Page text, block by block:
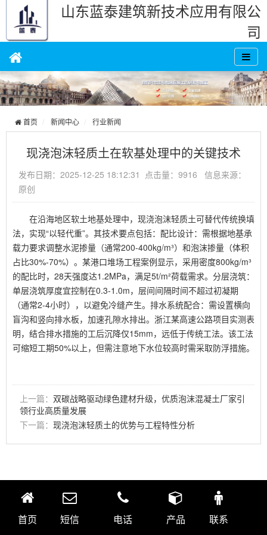
山东蓝泰建筑新技术应用有限公
司
首页 新闻中心 行业新闻
现浇泡沫轻质土在软基处理中的关键技术
发布日期：2025-12-25 18:12:31 点击量：9916 信息来源：
原创
在沿海地区软土地基处理中，现浇泡沫轻质土可替代传统换填
法，实现“以轻代重”。其技术要点包括：配比设计：需根据地基承
载力要求调整水泥掺量（通常200-400kg/m³）和泡沫掺量（体积
占比30%-70%）。某港口堆场工程案例显示，采用密度800kg/m³
的配比时，28天强度达1.2MPa，满足5t/m²荷载需求。分层浇筑：
单层浇筑厚度宜控制在0.3-1.0m，层间间隔时间不超过初凝期
（通常2-4小时），以避免冷缝产生。排水系统配合：需设置横向
盲沟和竖向排水板，加速孔隙水排出。浙江某高速公路项目实测表
明，结合排水措施的工后沉降仅15mm，远低于传统工法。该工法
可缩短工期50%以上，但需注意地下水位较高时需采取防浮措施。
上一篇： 双碳战略驱动绿色建材升级，优质泡沫混凝土厂家引
领行业高质量发展
下一篇： 现浇泡沫轻质土的优势与工程特性分析
首页 短信 电话 产品 联系